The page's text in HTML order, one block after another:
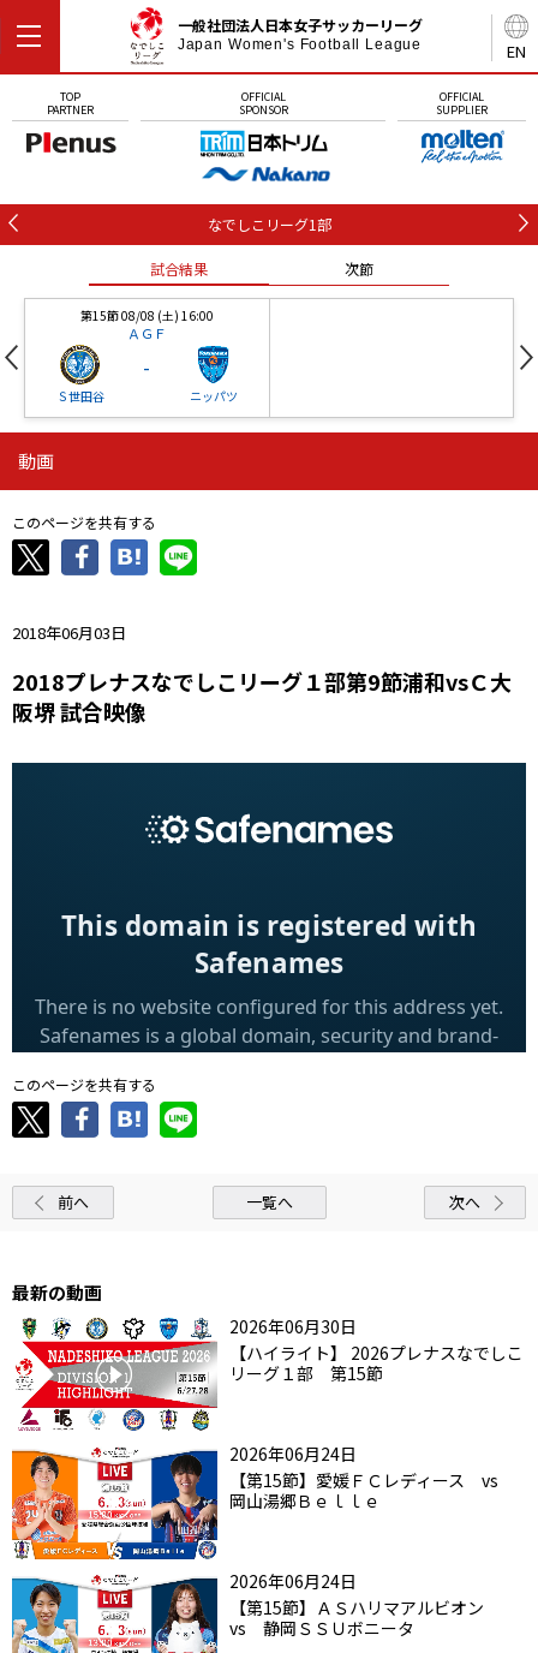
EN
一般社団法人日本女子サッカーリーグ
Japan Women's Football League
TOP
PARTNER
OFFICIAL
SPONSOR
OFFICIAL
SUPPLIER
なでしこリーグ1部
試合結果 次節
第15節 08/08 (土) 16:00
ＡＧＦ
Ｓ世田谷
-
ニッパツ
ニッパツ
ニッパツ
-
石人の星
動画
このページを共有する
2018年06月03日
2018プレナスなでしこリーグ１部第9節浦和vsＣ大
阪堺 試合映像
このページを共有する
前へ 一覧へ 次へ
最新の動画
2026年06月30日
【ハイライト】 2026プレナスなでしこ
リーグ１部 第15節
2026年06月24日
【第15節】愛媛ＦＣレディース vs
岡山湯郷Ｂｅｌｌｅ
2026年06月24日
【第15節】ＡＳハリマアルビオン
vs 静岡ＳＳＵボニータ